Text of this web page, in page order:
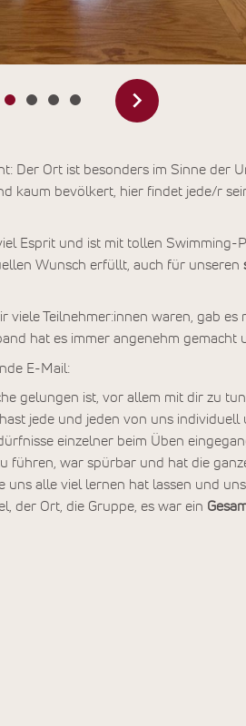
Der Ort ist besonders im Sinne der
kaum bevölkert, hier findet jede/r
Esprit und ist mit tollen Swimming-
Wunsch erfüllt, auch für unseren
viele Teilnehmer:innen waren, gab es
hat es immer angenehm gemacht
E-Mail:
gelungen ist, vor allem mit dir zu
jede und jeden von uns individuell
einzelner beim Üben
führen, war spürbar und hat die
uns alle viel lernen hat lassen und
der Ort, die Gruppe, es war ein